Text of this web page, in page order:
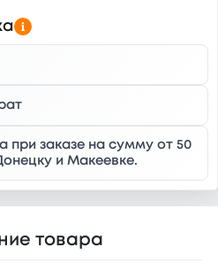
при заказе на сумму от 50
и Макеевке.
товара